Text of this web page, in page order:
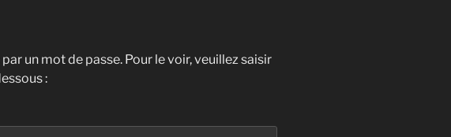
un mot de passe. Pour le voir, veuillez saisir
: